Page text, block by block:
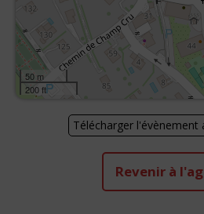
50 m
200 ft
Télécharger l'évènement
Revenir à